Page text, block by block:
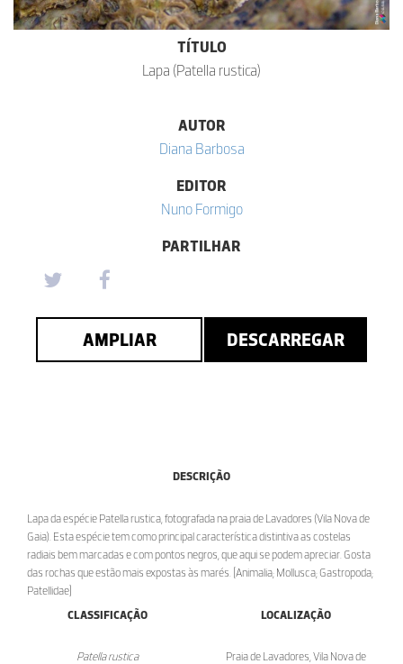
TÍTULO
Lapa (Patella rustica)
AUTOR
Diana Barbosa
EDITOR
Nuno Formigo
PARTILHAR
AMPLIAR DESCARREGAR
DESCRIÇÃO
Lapa da espécie Patella rustica, fotografada na praia de Lavadores (Vila Nova de
Gaia). Esta espécie tem como principal característica distintiva as costelas
radiais bem marcadas e com pontos negros, que aqui se podem apreciar. Gosta
das rochas que estão mais expostas às marés. [Animalia; Mollusca; Gastropoda;
Patellidae]
CLASSIFICAÇÃO
Patella rustica
LOCALIZAÇÃO
Praia de Lavadores, Vila Nova de